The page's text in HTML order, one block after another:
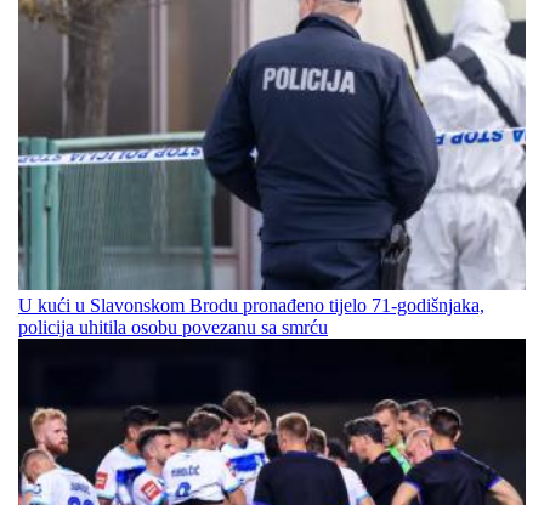
U kući u Slavonskom Brodu pronađeno tijelo 71-godišnjaka,
policija uhitila osobu povezanu sa smrću